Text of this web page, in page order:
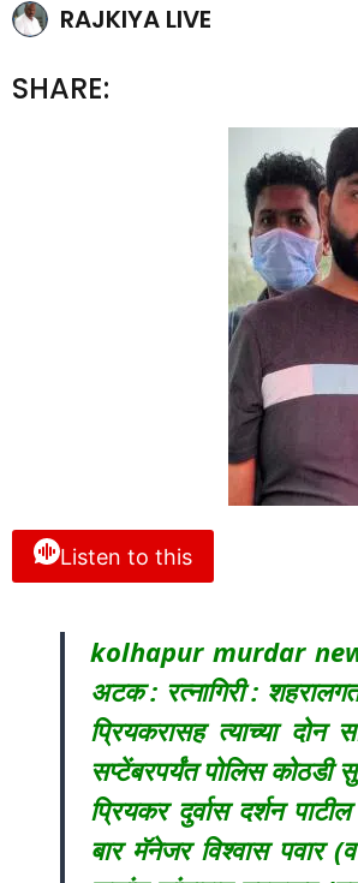
RAJKIYA LIVE
SHARE:
Listen to this
kolhapur murdar news
अटक : रत्नागिरी :
प्रियकरासह त्याच्या दोन
सप्टेंबरपर्यंत पोलिस
प्रियकर दुर्वास दर्शन
बार मॅनेजर विश्वास पवार